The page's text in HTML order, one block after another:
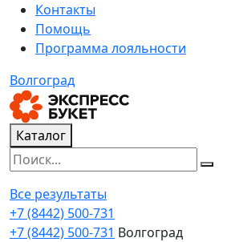
Контакты
Помощь
Программа лояльности
Волгоград
Каталог
Все результаты
+7 (8442) 500-731
+7 (8442) 500-731 Волгоград